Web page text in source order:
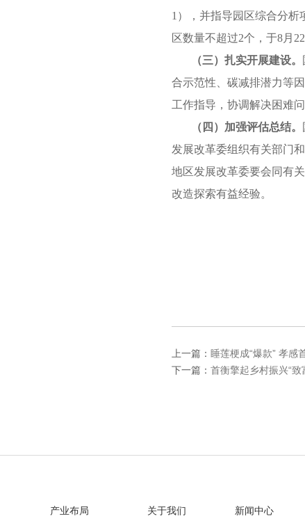
1），并指导园区综合分析
区数量不超过2个，于8月
（三）扎实开展建设。
合示范性、碳减排潜力等
工作指导，协调解决困难
（四）加强评估总结。
发展改革委组织有关部门
地区发展改革委要会同有
改造探索有益经验。
上一篇：
下一篇：
产业布局 关于我们 新闻中心